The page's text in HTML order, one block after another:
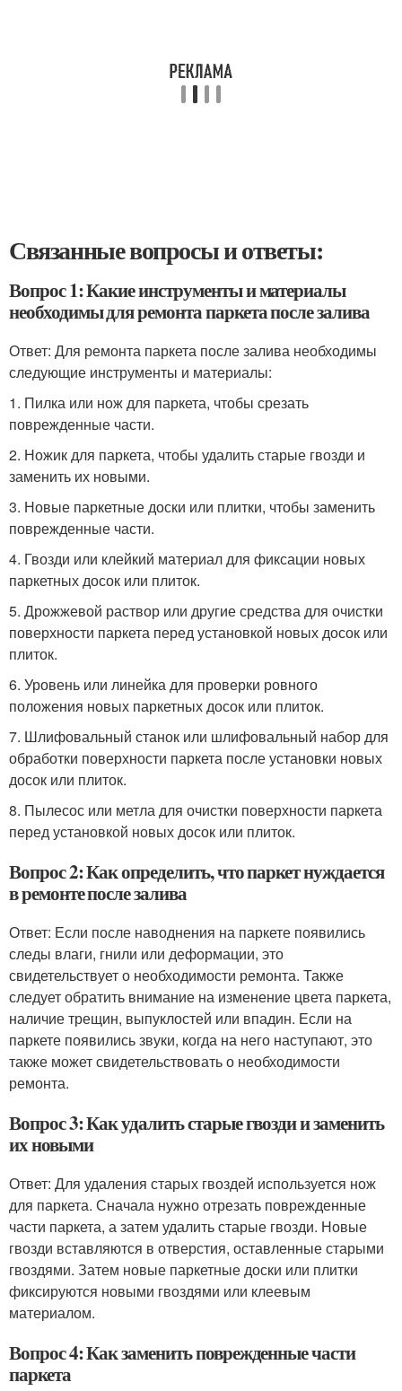
Связанные вопросы и ответы:
Вопрос 1: Какие инструменты и материалы
необходимы для ремонта паркета после залива
Ответ: Для ремонта паркета после залива необходимы
следующие инструменты и материалы:
1. Пилка или нож для паркета, чтобы срезать
поврежденные части.
2. Ножик для паркета, чтобы удалить старые гвозди и
заменить их новыми.
3. Новые паркетные доски или плитки, чтобы заменить
поврежденные части.
4. Гвозди или клейкий материал для фиксации новых
паркетных досок или плиток.
5. Дрожжевой раствор или другие средства для очистки
поверхности паркета перед установкой новых досок или
плиток.
6. Уровень или линейка для проверки ровного
положения новых паркетных досок или плиток.
7. Шлифовальный станок или шлифовальный набор для
обработки поверхности паркета после установки новых
досок или плиток.
8. Пылесос или метла для очистки поверхности паркета
перед установкой новых досок или плиток.
Вопрос 2: Как определить, что паркет нуждается
в ремонте после залива
Ответ: Если после наводнения на паркете появились
следы влаги, гнили или деформации, это
свидетельствует о необходимости ремонта. Также
следует обратить внимание на изменение цвета паркета,
наличие трещин, выпуклостей или впадин. Если на
паркете появились звуки, когда на него наступают, это
также может свидетельствовать о необходимости
ремонта.
Вопрос 3: Как удалить старые гвозди и заменить
их новыми
Ответ: Для удаления старых гвоздей используется нож
для паркета. Сначала нужно отрезать поврежденные
части паркета, а затем удалить старые гвозди. Новые
гвозди вставляются в отверстия, оставленные старыми
гвоздями. Затем новые паркетные доски или плитки
фиксируются новыми гвоздями или клеевым
материалом.
Вопрос 4: Как заменить поврежденные части
паркета